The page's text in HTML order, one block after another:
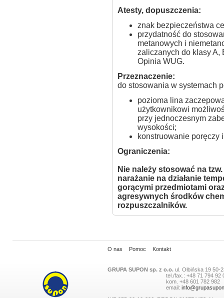
Atesty, dopuszczenia:
znak bezpieczeństwa
przydatność do
metanowych i
zaliczanych do klasy A,
Opinia WUG.
Przeznaczenie:
do stosowania w systemach
pozioma lina
użytkownikowi
przy jednoczesnym
wysokości;
konstruowanie poręczy
Ograniczenia:
Nie należy stosować na
narażanie na działanie
gorącymi przedmiotami
agresywnych środków
rozpuszczalników.
O nas Pomoc Kontakt
GRUPA SUPON sp. z o.o. ul. Ołbińska 19 50-
tel./fax.: +48 71 794 92
kom. +48 601 782 982
email: